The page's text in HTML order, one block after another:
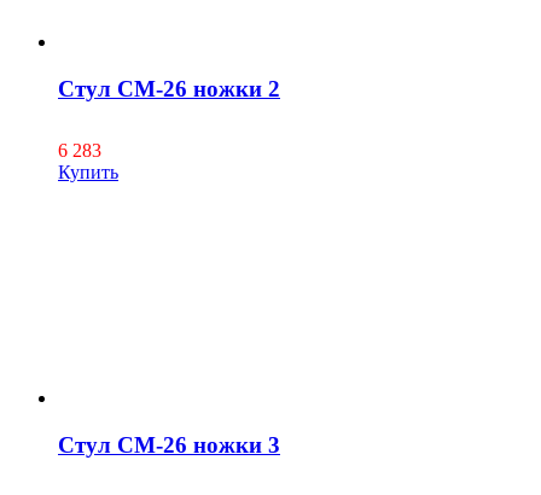
Стул СМ-26 ножки 2
6 283
Купить
Стул СМ-26 ножки 3